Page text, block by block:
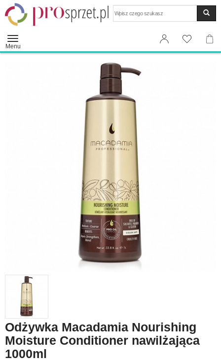
Menu
Odżywka Macadamia Nourishing
Moisture Conditioner nawilżająca
1000ml